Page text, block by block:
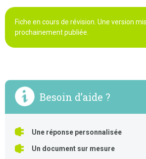
Fiche en cours de révision. Une version
prochainement publiée.
Besoin d’aide ?
Une réponse personnalisée
Un document sur mesure